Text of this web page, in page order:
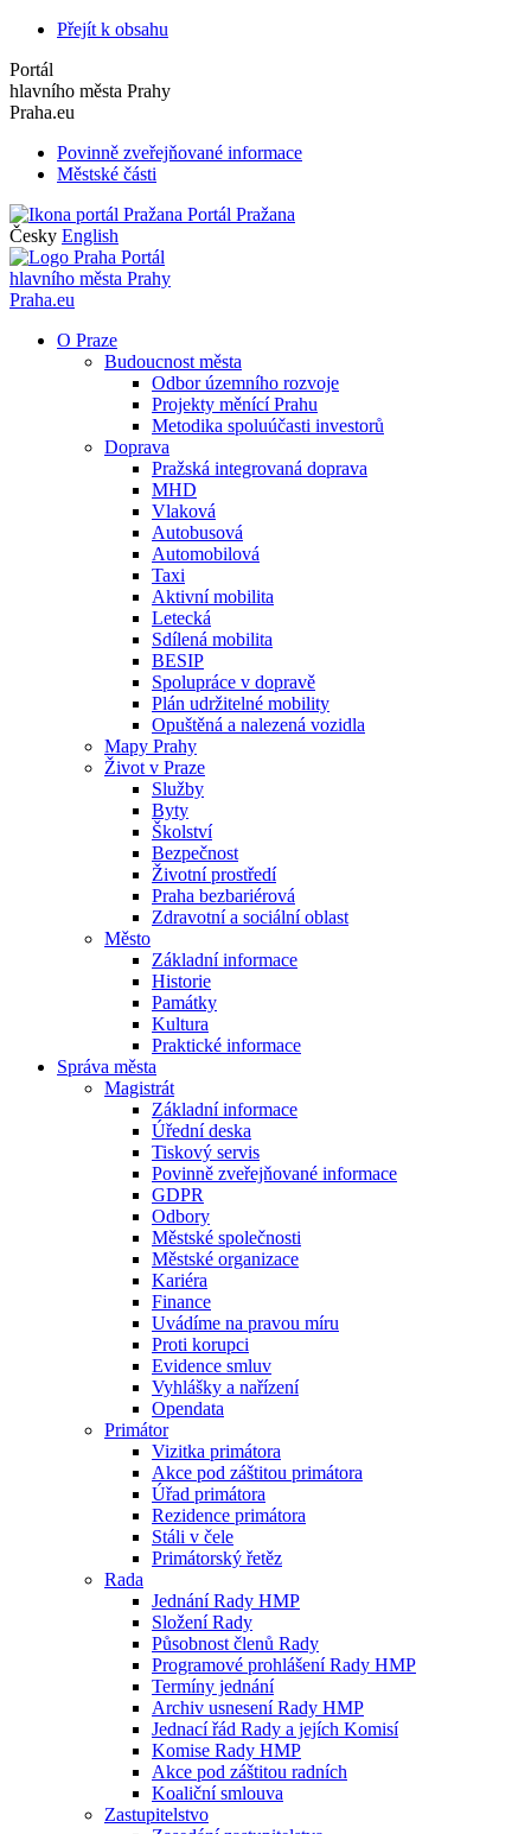
Přejít k obsahu
Portál
hlavního města Prahy
Praha.eu
Povinně zveřejňované informace
Městské části
Portál Pražana
Česky English
Portál
hlavního města Prahy
Praha.eu
O Praze
Budoucnost města
Odbor územního rozvoje
Projekty měnící Prahu
Metodika spoluúčasti investorů
Doprava
Pražská integrovaná doprava
MHD
Vlaková
Autobusová
Automobilová
Taxi
Aktivní mobilita
Letecká
Sdílená mobilita
BESIP
Spolupráce v dopravě
Plán udržitelné mobility
Opuštěná a nalezená vozidla
Mapy Prahy
Život v Praze
Služby
Byty
Školství
Bezpečnost
Životní prostředí
Praha bezbariérová
Zdravotní a sociální oblast
Město
Základní informace
Historie
Památky
Kultura
Praktické informace
Správa města
Magistrát
Základní informace
Úřední deska
Tiskový servis
Povinně zveřejňované informace
GDPR
Odbory
Městské společnosti
Městské organizace
Kariéra
Finance
Uvádíme na pravou míru
Proti korupci
Evidence smluv
Vyhlášky a nařízení
Opendata
Primátor
Vizitka primátora
Akce pod záštitou primátora
Úřad primátora
Rezidence primátora
Stáli v čele
Primátorský řetěz
Rada
Jednání Rady HMP
Složení Rady
Působnost členů Rady
Programové prohlášení Rady HMP
Termíny jednání
Archiv usnesení Rady HMP
Jednací řád Rady a jejích Komisí
Komise Rady HMP
Akce pod záštitou radních
Koaliční smlouva
Zastupitelstvo